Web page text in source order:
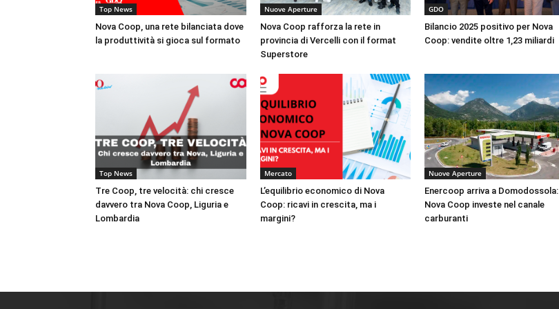
Top News
Nova Coop, una rete bilanciata dove
la produttività si gioca sul formato
Nuove Aperture
Nova Coop rafforza la rete in
provincia di Vercelli con il format
Superstore
GDO
Bilancio 2025 positivo per Nova
Coop: vendite oltre 1,23 miliardi
Top News
Tre Coop, tre velocità: chi cresce
davvero tra Nova Coop, Liguria e
Lombardia
Mercato
L’equilibrio economico di Nova
Coop: ricavi in crescita, ma i
margini?
Nuove Aperture
Enercoop arriva a Domodossola:
Nova Coop investe nel canale
carburanti